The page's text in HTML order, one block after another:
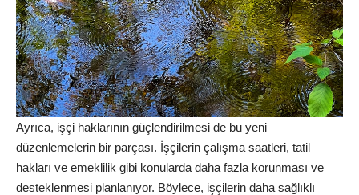
Ayrıca, işçi haklarının güçlendirilmesi de bu yeni
düzenlemelerin bir parçası. İşçilerin çalışma saatleri, tatil
hakları ve emeklilik gibi konularda daha fazla korunması ve
desteklenmesi planlanıyor. Böylece, işçilerin daha sağlıklı